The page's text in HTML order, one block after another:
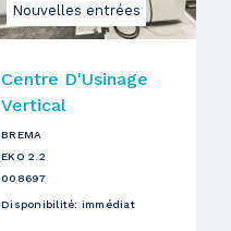
Nouvelles entrées
Centre D'Usinage
Vertical
BREMA
EKO 2.2
008697
Disponibilité: immédiat